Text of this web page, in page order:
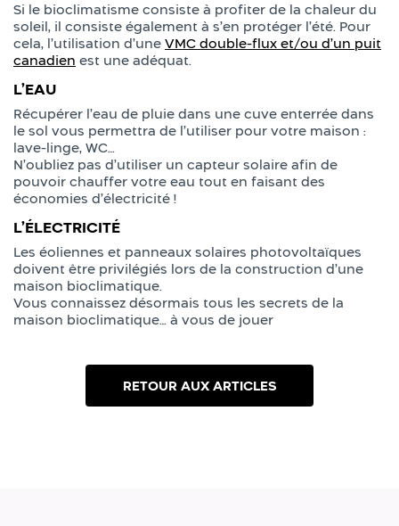
Si le bioclimatisme consiste à profiter de la chaleur du
soleil, il consiste également à s’en protéger l’été. Pour
cela, l’utilisation d’une VMC double-flux et/ou d’un puit
canadien est une adéquat.
L’EAU
Récupérer l’eau de pluie dans une cuve enterrée dans
le sol vous permettra de l’utiliser pour votre maison :
lave-linge, WC…
N’oubliez pas d’utiliser un capteur solaire afin de
pouvoir chauffer votre eau tout en faisant des
économies d’électricité !
L’ÉLECTRICITÉ
Les éoliennes et panneaux solaires photovoltaïques
doivent être privilégiés lors de la construction d’une
maison bioclimatique.
Vous connaissez désormais tous les secrets de la
maison bioclimatique… à vous de jouer
RETOUR AUX ARTICLES